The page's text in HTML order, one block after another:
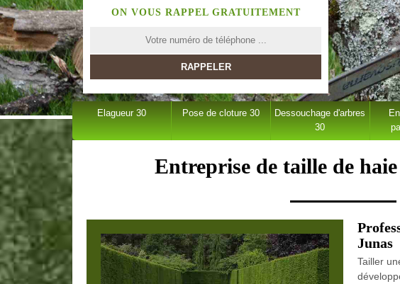
ON VOUS RAPPEL GRATUITEMENT
Elagueur 30 Pose de cloture 30
Dessouchage d'arbres
30
Entreprise de taille de
Junas
Tailler